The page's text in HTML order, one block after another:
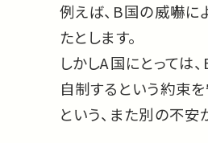
例えば、B国の威嚇
たとします。
しかしA国にとっては
自制するという約束
という、また別の不安